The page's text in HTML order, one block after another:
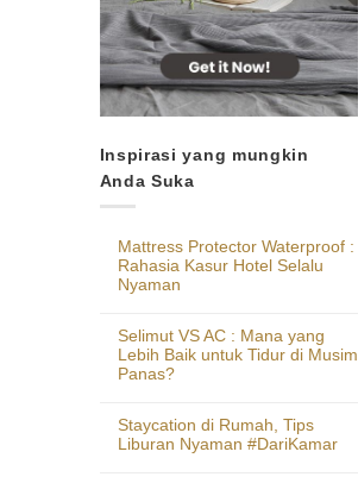
Inspirasi yang mungkin
Anda Suka
Mattress Protector Waterproof :
Rahasia Kasur Hotel Selalu
Nyaman
Selimut VS AC : Mana yang
Lebih Baik untuk Tidur di Musim
Panas?
Staycation di Rumah, Tips
Liburan Nyaman #DariKamar